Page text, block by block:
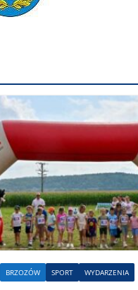
BRZOZÓW SPORT WYDARZENIA